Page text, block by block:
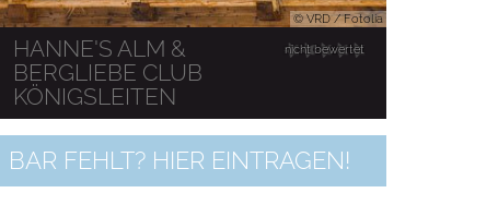
© VRD / Fotolia
nicht bewertet
HANNE'S ALM &
BERGLIEBE CLUB
KÖNIGSLEITEN
BAR FEHLT? HIER EINTRAGEN!